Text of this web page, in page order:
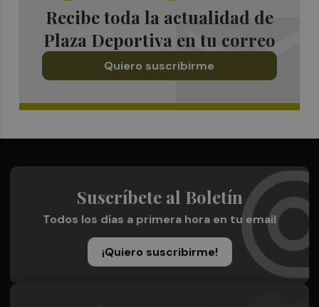
Recibe toda la actualidad de
Plaza Deportiva en tu correo
Quiero suscribirme
Suscríbete al Boletín
Todos los días a primera hora en tu email
¡Quiero suscribirme!